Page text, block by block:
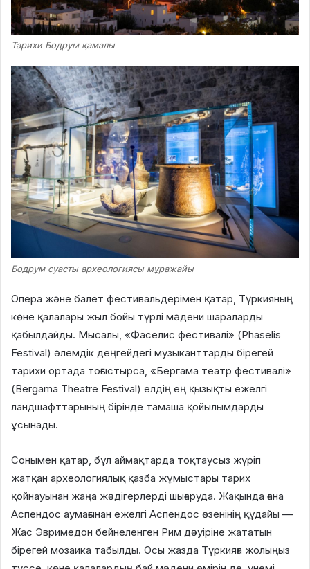
Тарихи Бодрум қамалы
Бодрум суасты археологиясы мұражайы
Опера және балет фестивальдерімен қатар, Түркияның
көне қалалары жыл бойы түрлі мәдени шараларды
қабылдайды. Мысалы, «Фаселис фестивалі» (Phaselis
Festival) әлемдік деңгейдегі музыканттарды бірегей
тарихи ортада тоғыстырса, «Бергама театр фестивалі»
(Bergama Theatre Festival) елдің ең қызықты ежелгі
ландшафттарының бірінде тамаша қойылымдарды
ұсынады.
Сонымен қатар, бұл аймақтарда тоқтаусыз жүріп
жатқан археологиялық қазба жұмыстары тарих
қойнауынан жаңа жәдігерлерді шығаруда. Жақында ғана
Аспендос аумағынан ежелгі Аспендос өзенінің құдайы —
Жас Эвримедон бейнеленген Рим дәуіріне жататын
бірегей мозаика табылды. Осы жазда Түркияға жолыңыз